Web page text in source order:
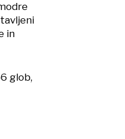
in
glob,